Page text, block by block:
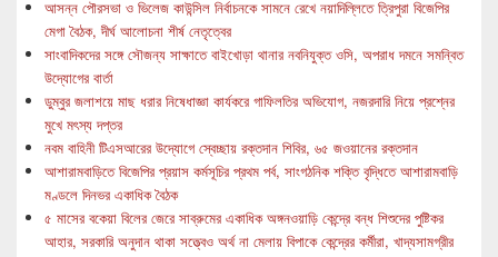
আসন্ন পৌরসভা ও ভিলেজ কাউন্সিল নির্বাচনকে সামনে রেখে নয়াদিল্লিতে ত্রিপুরা বিজেপির
মেগা বৈঠক, দীর্ঘ আলোচনা শীর্ষ নেতৃত্বের
সাংবাদিকদের সঙ্গে সৌজন্য সাক্ষাতে বাইখোড়া থানার নবনিযুক্ত ওসি, অপরাধ দমনে সমন্বিত
উদ্যোগের বার্তা
ডুম্বুর জলাশয়ে মাছ ধরার নিষেধাজ্ঞা কার্যকরে গাফিলতির অভিযোগ, নজরদারি নিয়ে প্রশ্নের
মুখে মৎস্য দপ্তর
নবম বাহিনী টিএসআরের উদ্যোগে স্বেচ্ছায় রক্তদান শিবির, ৬৫ জওয়ানের রক্তদান
আশারামবাড়িতে বিজেপির প্রয়াস কর্মসূচির প্রথম পর্ব, সাংগঠনিক শক্তি বৃদ্ধিতে আশারামবাড়ি
মণ্ডলে দিনভর একাধিক বৈঠক
৫ মাসের বকেয়া বিলের জেরে সাব্রুমের একাধিক অঙ্গনওয়াড়ি কেন্দ্রে বন্ধ শিশুদের পুষ্টিকর
আহার, সরকারি অনুদান থাকা সত্ত্বেও অর্থ না মেলায় বিপাকে কেন্দ্রের কর্মীরা, খাদ্যসামগ্রীর